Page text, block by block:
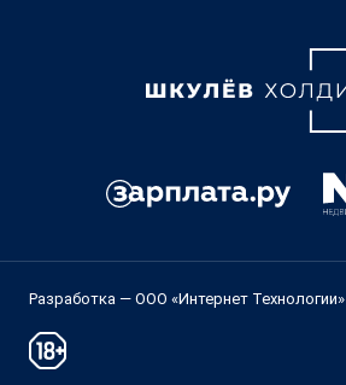
Разработка — ООО «Интернет Технологии»